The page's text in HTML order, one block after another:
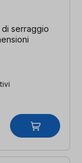
serraggio